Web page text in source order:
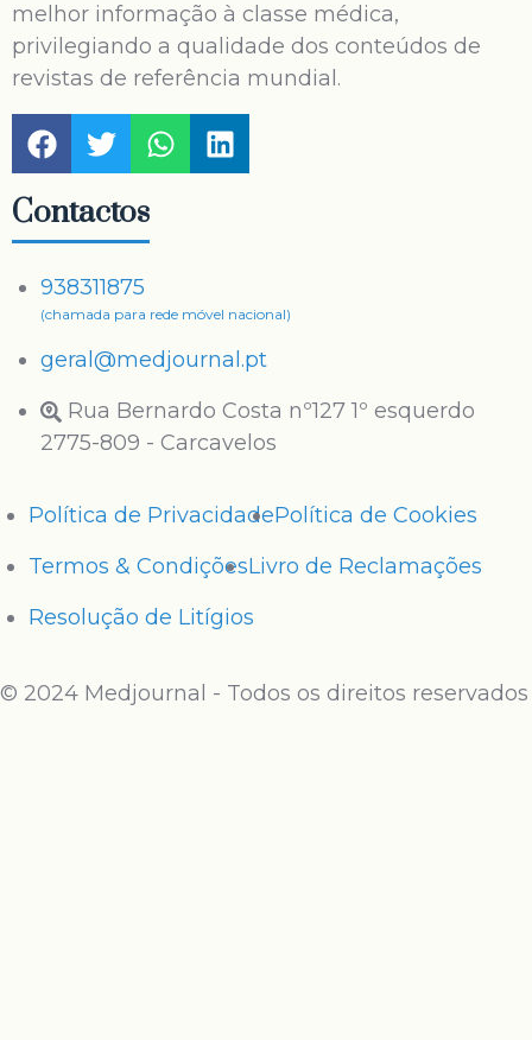
melhor informação à classe médica,
privilegiando a qualidade dos conteúdos de
revistas de referência mundial.
Contactos
938311875
(chamada para rede móvel nacional)
geral@medjournal.pt
Rua Bernardo Costa nº127 1º esquerdo
2775-809 - Carcavelos
Política de PrivacidadePolítica de Cookies
Termos & CondiçõesLivro de Reclamações
Resolução de Litígios
© 2024 Medjournal - Todos os direitos reservados